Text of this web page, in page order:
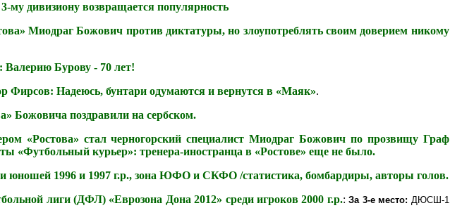
дивизиону возвращается популярность
Миодраг Божович против диктатуры, но злоупотреблять своим доверием никому
Валерию Бурову - 70 лет!
Фирсов: Надеюсь, бунтари одумаются и вернутся в «Маяк».
Божовича поздравили на сербском.
«Ростова» стал черногорский специалист Миодраг Божович по прозвищу Граф
«Футбольный курьер»: тренера-иностранца в «Ростове» еще не было.
юношей 1996 и 1997 г.р., зона ЮФО и СКФО /статистика, бомбардиры, авторы голов.
лиги (ДФЛ) «Еврозона Дона 2012» среди игроков 2000 г.р.:За 3-е место: ДЮСШ-1